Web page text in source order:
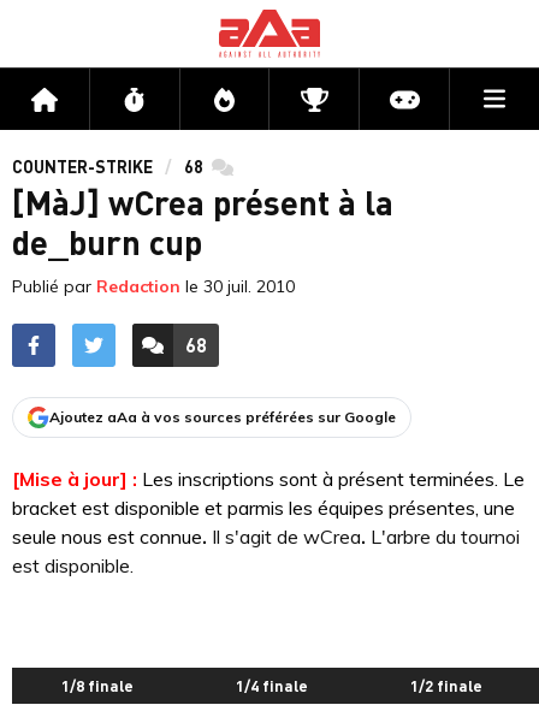
Accueil Flux Directs CompétitionsActu jeux
COUNTER-STRIKE 68 commentaires
[MàJ] wCrea présent à la
de_burn cup
Publié par Redaction le 30 juil. 2010
ACCÉDER AUX
68
COMMENTAIRES
Ajoutez aAa à vos sources préférées sur Google
[Mise à jour] : Les inscriptions sont à présent terminées. Le
bracket est disponible et parmis les équipes présentes, une
seule nous est connue. Il s'agit de wCrea. L'arbre du tournoi
est disponible.
1/8 finale 1/4 finale 1/2 finale